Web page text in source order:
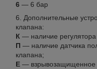
6 — 6 бар
Дополнительные
клапана:
К — наличие регулятора
П — наличие датчика
клапана;
Е — взрывозащищенное